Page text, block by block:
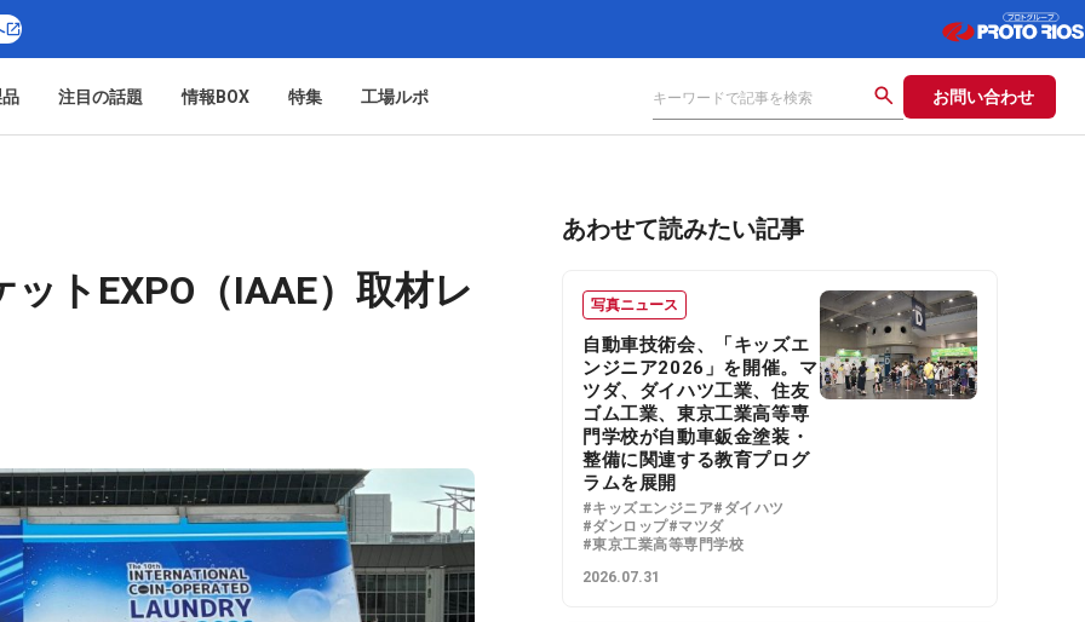
注目の話題 情報BOX 特集 工場ルポ お問い合わせ
トEXPO（IAAE）取材レ
あわせて読みたい記事
写真ニュース
自動車技術会、「キッズエ
ンジニア2026」を開催。マ
ツダ、ダイハツ工業、住友
ゴム工業、東京工業高等専
門学校が自動車鈑金塗装・
整備に関連する教育プログ
ラムを展開
#キッズエンジニア#ダイハツ
#ダンロップ#マツダ
#東京工業高等専門学校
2026.07.31